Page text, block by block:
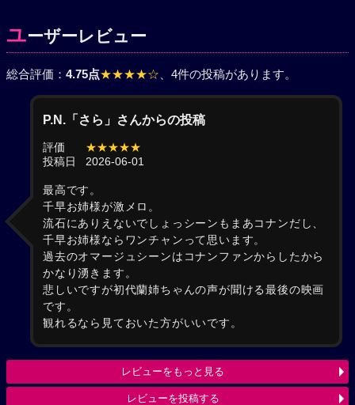
ユーザーレビュー
総合評価： 4.75点★★★★☆ 、4件の投稿があります。
P.N.「さら」さんからの投稿
評価
★★★★★
投稿日
2026-06-01
最高です。
千早お姉様が激メロ。
流石にありえないでしょっシーンもまあコナンだし、
千早お姉様ならワンチャンって思います。
過去のオマージュシーンはコナンファンからしたから
かなり湧きます。
悲しいですが初代蘭姉ちゃんの声が聞ける最後の映画
です。
観れるなら見ておいた方がいいです。
レビューをもっと見る
レビューを投稿する